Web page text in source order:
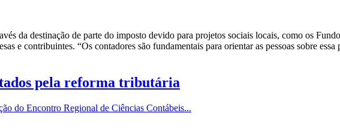
da destinação de parte do imposto devido para projetos sociais locais, como os
e contribuintes. “Os contadores são fundamentais para orientar as pessoas sobre
pela reforma tributária
do Encontro Regional de Ciências Contábeis...